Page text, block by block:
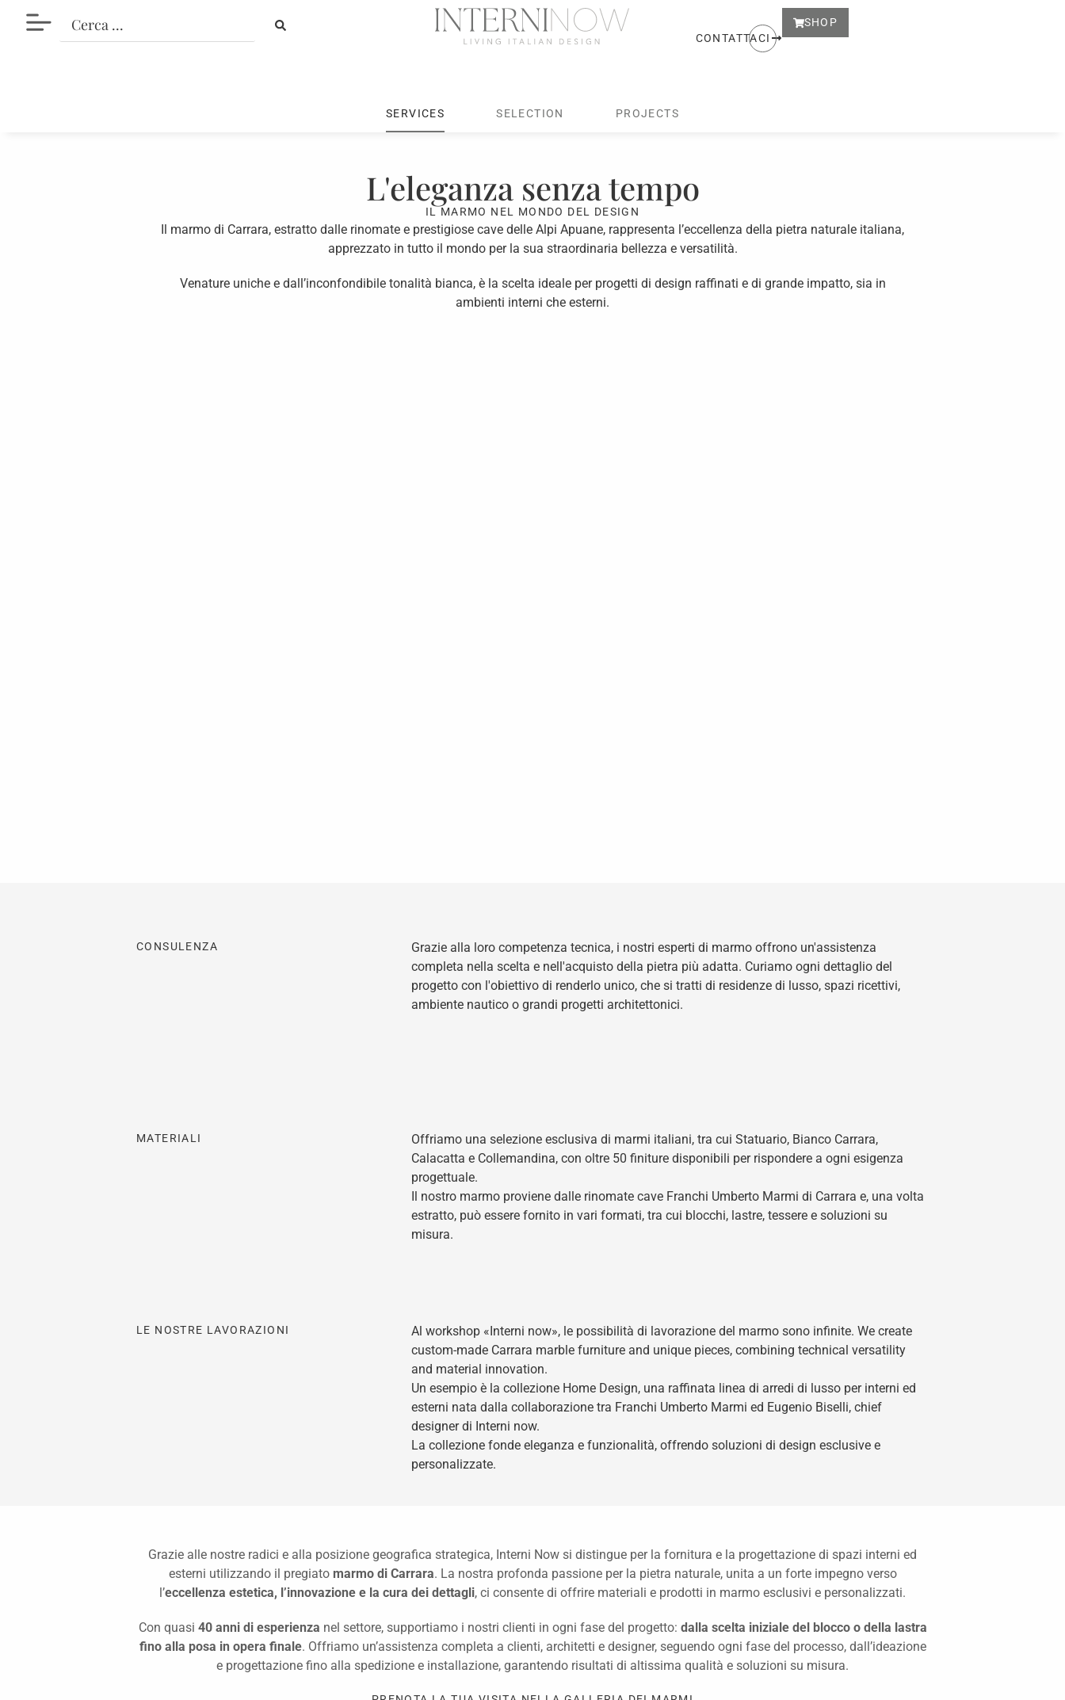
CONTATTACI
SHOP
SERVICES SELECTION PROJECTS
L'eleganza senza tempo
IL MARMO NEL MONDO DEL DESIGN
Il marmo di Carrara, estratto dalle rinomate e prestigiose cave delle Alpi Apuane, rappresenta l’eccellenza della pietra naturale italiana,
apprezzato in tutto il mondo per la sua straordinaria bellezza e versatilità.
Venature uniche e dall’inconfondibile tonalità bianca, è la scelta ideale per progetti di design raffinati e di grande impatto, sia in
ambienti interni che esterni.
CONSULENZA
Grazie alla loro competenza tecnica, i nostri esperti di marmo offrono un'assistenza
completa nella scelta e nell'acquisto della pietra più adatta. Curiamo ogni dettaglio del
progetto con l'obiettivo di renderlo unico, che si tratti di residenze di lusso, spazi ricettivi,
ambiente nautico o grandi progetti architettonici.
MATERIALI
Offriamo una selezione esclusiva di marmi italiani, tra cui Statuario, Bianco Carrara,
Calacatta e Collemandina, con oltre 50 finiture disponibili per rispondere a ogni esigenza
progettuale.
Il nostro marmo proviene dalle rinomate cave Franchi Umberto Marmi di Carrara e, una volta
estratto, può essere fornito in vari formati, tra cui blocchi, lastre, tessere e soluzioni su
misura.
LE NOSTRE LAVORAZIONI
Al workshop «Interni now», le possibilità di lavorazione del marmo sono infinite. We create
custom-made Carrara marble furniture and unique pieces, combining technical versatility
and material innovation.
Un esempio è la collezione Home Design, una raffinata linea di arredi di lusso per interni ed
esterni nata dalla collaborazione tra Franchi Umberto Marmi ed Eugenio Biselli, chief
designer di Interni now.
La collezione fonde eleganza e funzionalità, offrendo soluzioni di design esclusive e
personalizzate.
Grazie alle nostre radici e alla posizione geografica strategica, Interni Now si distingue per la fornitura e la progettazione di spazi interni ed
esterni utilizzando il pregiato marmo di Carrara. La nostra profonda passione per la pietra naturale, unita a un forte impegno verso
l’eccellenza estetica, l’innovazione e la cura dei dettagli, ci consente di offrire materiali e prodotti in marmo esclusivi e personalizzati.
Con quasi 40 anni di esperienza nel settore, supportiamo i nostri clienti in ogni fase del progetto: dalla scelta iniziale del blocco o della lastra
fino alla posa in opera finale. Offriamo un’assistenza completa a clienti, architetti e designer, seguendo ogni fase del processo, dall’ideazione
e progettazione fino alla spedizione e installazione, garantendo risultati di altissima qualità e soluzioni su misura.